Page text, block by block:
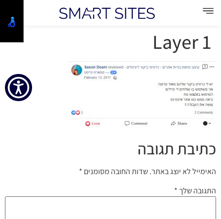
Layer 1
כתיבת תגובה
האימייל לא יוצג באתר.שדות החובה מסומנים *
התגובה שלך *